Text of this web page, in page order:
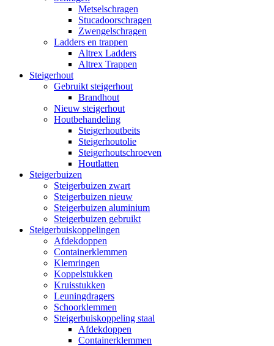
Metselschragen
Stucadoorschragen
Zwengelschragen
Ladders en trappen
Altrex Ladders
Altrex Trappen
Steigerhout
Gebruikt steigerhout
Brandhout
Nieuw steigerhout
Houtbehandeling
Steigerhoutbeits
Steigerhoutolie
Steigerhoutschroeven
Houtlatten
Steigerbuizen
Steigerbuizen zwart
Steigerbuizen nieuw
Steigerbuizen aluminium
Steigerbuizen gebruikt
Steigerbuiskoppelingen
Afdekdoppen
Containerklemmen
Klemringen
Koppelstukken
Kruisstukken
Leuningdragers
Schoorklemmen
Steigerbuiskoppeling staal
Afdekdoppen
Containerklemmen